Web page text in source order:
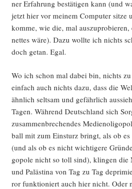
ner Erfah­rung bestä­ti­gen kann (und
jetzt hier vor mei­nem Com­pu­ter sit­ze
kom­me, wie die, mal
net­tes wäre). Dazu woll­te ich nichts
doch getan. Egal.
Wo ich schon mal dabei bin, nichts
ein­fach auch nichts dazu, dass die
ähn­lich selt­sam und gefähr­lich
Tagen. Wäh­rend Deutsch­land sich
zusam­men­bre­chen­des
ball mit zum Ein­sturz bringt, als ob
(und als ob es nicht wich­ti­ge­re
go­po­le nicht so toll sind), klin­gen die
und Paläs­ti­na von Tag zu Tag
ror funk­tio­niert auch hier nicht. Oder